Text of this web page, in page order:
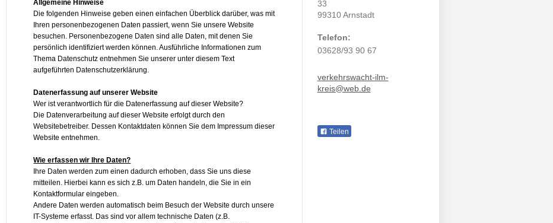
Allgemeine Hinweise
Die folgenden Hinweise geben einen einfachen Überblick darüber, was mit
Ihren personenbezogenen Daten passiert, wenn Sie unsere Website
besuchen. Personenbezogene Daten sind alle Daten, mit denen Sie
persönlich identifiziert werden können. Ausführliche Informationen zum
Thema Datenschutz entnehmen Sie unserer unter diesem Text
aufgeführten Datenschutzerklärung.
Datenerfassung auf unserer Website
Wer ist verantwortlich für die Datenerfassung auf dieser Website?
Die Datenverarbeitung auf dieser Website erfolgt durch den
Websitebetreiber. Dessen Kontaktdaten können Sie dem Impressum dieser
Website entnehmen.
Wie erfassen wir Ihre Daten?
Ihre Daten werden zum einen dadurch erhoben, dass Sie uns diese
mitteilen. Hierbei kann es sich z.B. um Daten handeln, die Sie in ein
Kontaktformular eingeben.
Andere Daten werden automatisch beim Besuch der Website durch unsere
IT-Systeme erfasst. Das sind vor allem technische Daten (z.B.
33
99310 Arnstadt
Telefon:
03628/93 90 67
verkehrswacht-ilm-
kreis@web.de
Teilen